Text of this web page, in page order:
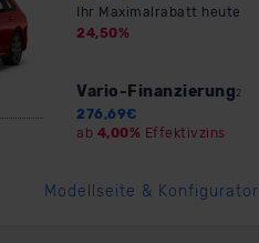
Ihr Maximalrabatt heute
24,50%
Vario-Finanzierung 2
276,69€
ab 4,00% Effektivzins
Modellseite & Konfigurator